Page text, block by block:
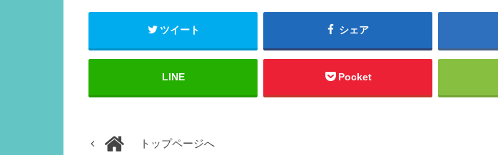
ツイート シェア
LINE Pocket
トップページへ